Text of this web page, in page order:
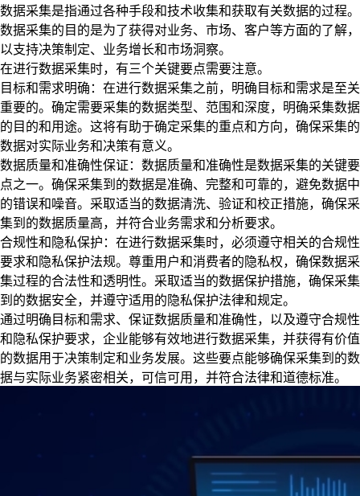
数据采集是指通过各种手段和技术收集和获取有关数据的过程。
数据采集的目的是为了获得对业务、市场、客户等方面的了解，
以支持决策制定、业务增长和市场洞察。
在进行数据采集时，有三个关键要点需要注意。
目标和需求明确：在进行数据采集之前，明确目标和需求是至关
重要的。确定需要采集的数据类型、范围和深度，明确采集数据
的目的和用途。这将有助于确定采集的重点和方向，确保采集的
数据对实际业务和决策有意义。
数据质量和准确性保证：数据质量和准确性是数据采集的关键要
点之一。确保采集到的数据是准确、完整和可靠的，避免数据中
的错误和噪音。采取适当的数据清洗、验证和校正措施，确保采
集到的数据质量高，并符合业务需求和分析要求。
合规性和隐私保护：在进行数据采集时，必须遵守相关的合规性
要求和隐私保护法规。尊重用户和消费者的隐私权，确保数据采
集过程的合法性和透明性。采取适当的数据保护措施，确保采集
到的数据安全，并遵守适用的隐私保护法律和规定。
通过明确目标和需求、保证数据质量和准确性，以及遵守合规性
和隐私保护要求，企业能够有效地进行数据采集，并获得有价值
的数据用于决策制定和业务发展。这些要点能够确保采集到的数
据与实际业务紧密相关，可信可用，并符合法律和道德标准。